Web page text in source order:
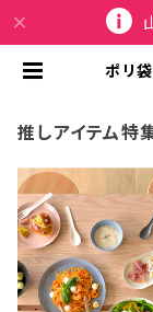
ポリ
推しアイテム特